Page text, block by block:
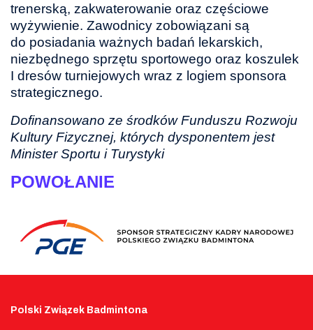
trenerską, zakwaterowanie oraz częściowe
wyżywienie. Zawodnicy zobowiązani są
do posiadania ważnych badań lekarskich,
niezbędnego sprzętu sportowego oraz koszulek
I dresów turniejowych wraz z logiem sponsora
strategicznego.
Dofinansowano ze środków Funduszu Rozwoju
Kultury Fizycznej, których dysponentem jest
Minister Sportu i Turystyki
POWOŁANIE
Polski Związek Badmintona